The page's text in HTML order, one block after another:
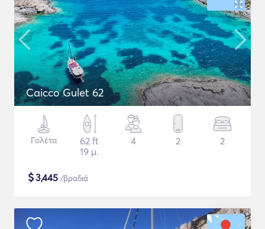
Caicco Gulet 62
Γολέτα
62 ft
19 μ.
4 2 2
$3,445 /βραδιά